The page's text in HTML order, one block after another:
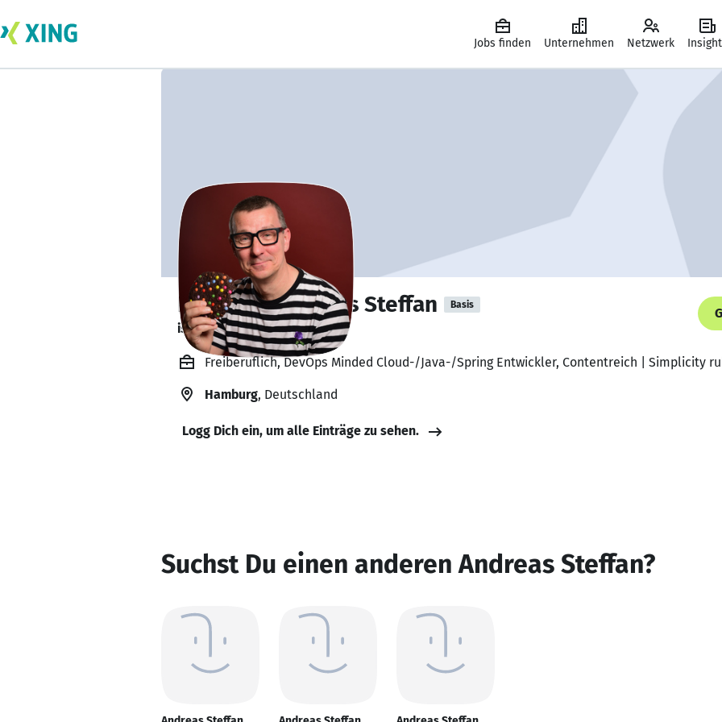
Jobs finden Unternehmen Netzwerk
Dipl.-Ing. Andreas Steffan Basis
ist offen für Projekte. 🔎
Freiberuflich, DevOps Minded Cloud-/Java-/Spring Entwickler, Contentreich | Simplicity
Hamburg, Deutschland
Logg Dich ein, um alle Einträge zu sehen.
Suchst Du einen anderen Andreas Steffan?